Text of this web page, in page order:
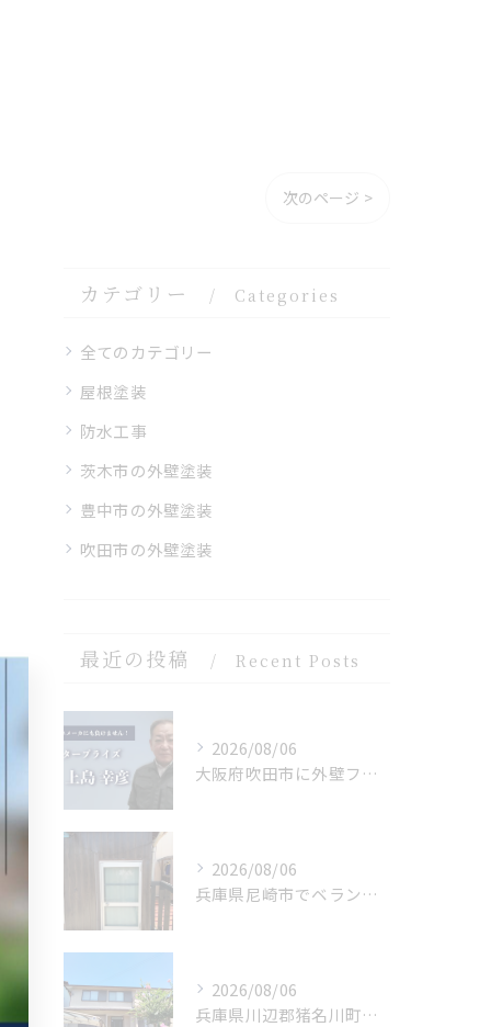
次のページ >
カテゴリー Categories
全てのカテゴリー
屋根塗装
防水工事
茨木市の外壁塗装
豊中市の外壁塗装
吹田市の外壁塗装
最近の投稿 Recent Posts
2026/08/06
大阪府吹田市に外壁フル塗装､シーリング工事､ベランダ簡易防水工事､エアコン脱却の現地調査に行きました。
2026/08/06
兵庫県尼崎市でベランダリフォームを施工してます。
2026/08/06
兵庫県川辺郡猪名川町に外壁フル塗装､シーリング工事､ベランダ簡易防水工事の現地調査に行きました。